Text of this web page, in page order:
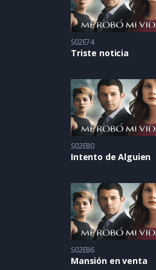
S02E74
Triste noticia
S02E80
Intento de Alguien
S02E86
Mansión en venta